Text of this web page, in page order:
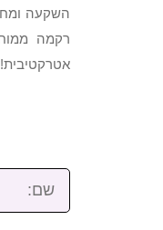
השקעה
רקמה
אטרקטיבית!
שם: